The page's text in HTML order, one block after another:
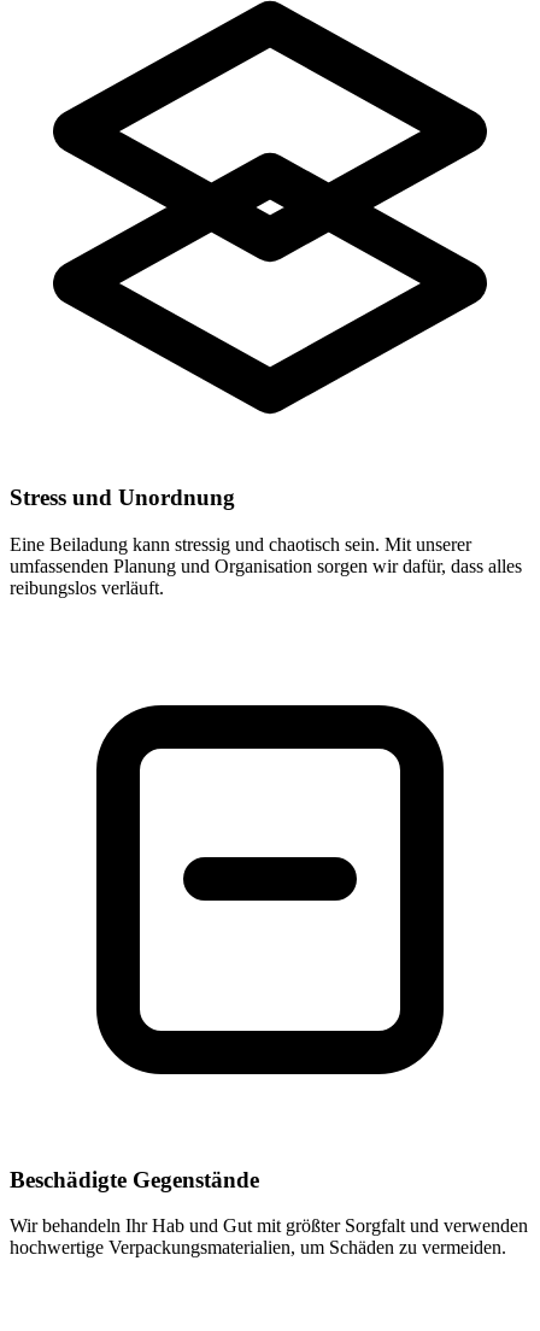
Stress und Unordnung
Eine Beiladung kann stressig und chaotisch sein. Mit unserer
umfassenden Planung und Organisation sorgen wir dafür, dass alles
reibungslos verläuft.
Beschädigte Gegenstände
Wir behandeln Ihr Hab und Gut mit größter Sorgfalt und verwenden
hochwertige Verpackungsmaterialien, um Schäden zu vermeiden.